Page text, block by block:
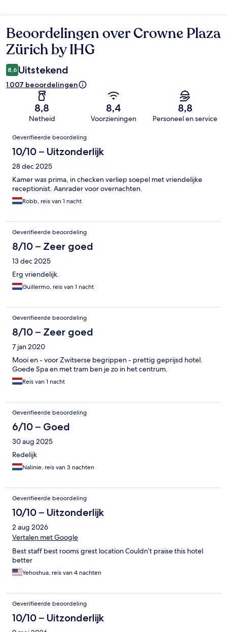
Beoordelingen
Beoordelingen over Crowne Plaza
Zürich by IHG
8,6 Uitstekend
1.007 beoordelingen
8,8
Netheid
8,4
Voorzieningen
8,8
Personeel en service
Beoordelingen
Geverifieerde beoordeling
10/10 – Uitzonderlijk
28 dec 2025
Kamer was prima, in checken verliep soepel met vriendelijke
receptionist. Aanrader voor overnachten.
Robb, reis van 1 nacht
Geverifieerde beoordeling
8/10 – Zeer goed
13 dec 2025
Erg vriendelijk.
Guillermo, reis van 1 nacht
Geverifieerde beoordeling
8/10 – Zeer goed
7 jan 2020
Mooi en - voor Zwitserse begrippen - prettig geprijsd hotel.
Goede Spa en met tram ben je zo in het centrum.
Reis van 1 nacht
Geverifieerde beoordeling
6/10 – Goed
30 aug 2025
Redelijk
Nalinie, reis van 3 nachten
Geverifieerde beoordeling
10/10 – Uitzonderlijk
2 aug 2026
Vertalen met Google
Best staff best rooms grest location Couldn’t praise this hotel
better
Yehoshua, reis van 4 nachten
Geverifieerde beoordeling
10/10 – Uitzonderlijk